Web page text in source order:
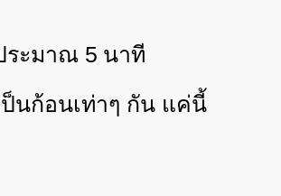
ระมาณ 5 นาที
ป็นก้อนเท่าๆ กัน แค่นี้